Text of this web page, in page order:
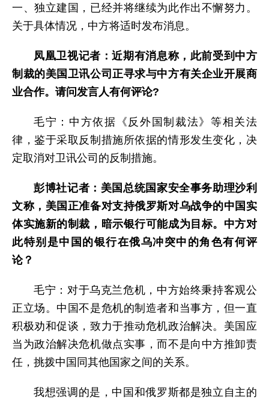
一、独立建国，已经并将继续为此作出不懈努力。
关于具体情况，中方将适时发布消息。
凤凰卫视记者：近期有消息称，此前受到中方
制裁的美国卫讯公司正寻求与中方有关企业开展商
业合作。请问发言人有何评论?
毛宁：中方依据《反外国制裁法》等相关法
律，鉴于采取反制措施所依据的情形发生变化，决
定取消对卫讯公司的反制措施。
彭博社记者：美国总统国家安全事务助理沙利
文称，美国正准备对支持俄罗斯对乌战争的中国实
体实施新的制裁，暗示银行可能成为目标。中方对
此特别是中国的银行在俄乌冲突中的角色有何评
论？
毛宁：对于乌克兰危机，中方始终秉持客观公
正立场。中国不是危机的制造者和当事方，但一直
积极劝和促谈，致力于推动危机政治解决。美国应
当为政治解决危机做点实事，而不是向中方推卸责
任，挑拨中国同其他国家之间的关系。
我想强调的是，中国和俄罗斯都是独立自主的